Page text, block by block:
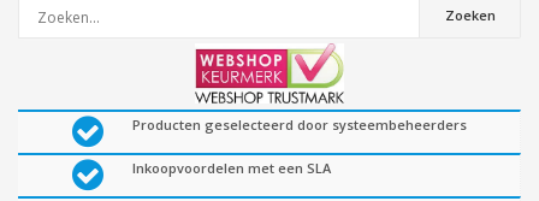
Zoeken
Producten geselecteerd door systeembeheerders
Inkoopvoordelen met een SLA